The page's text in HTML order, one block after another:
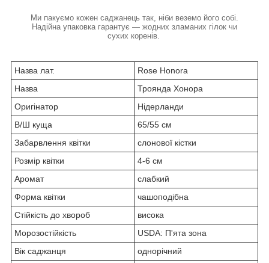
Ми пакуємо кожен саджанець так, ніби веземо його собі.
Надійна упаковка гарантує — жодних зламаних гілок чи
сухих коренів.
Назва лат.
Rose Honora
Назва
Троянда Хонора
Оригінатор
Нідерланди
В/Ш куща
65/55 см
Забарвлення квітки
слонової кістки
Розмір квітки
4-6 см
Аромат
слабкий
Форма квітки
чашоподібна
Стійкість до хвороб
висока
Морозостійкість
USDA: П'ята зона
Вік саджанця
однорічний